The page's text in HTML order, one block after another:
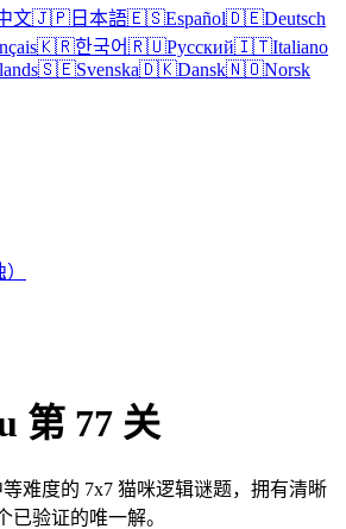
文🇯🇵 日本語🇪🇸Español🇩🇪Deutsch
🇰🇷한국어🇷🇺Русский🇮🇹Italiano
🇸🇪Svenska🇩🇰Dansk🇳🇴Norsk
第 77 关
难度的 7x7 猫咪逻辑谜题，拥有清晰
已验证的唯一解。